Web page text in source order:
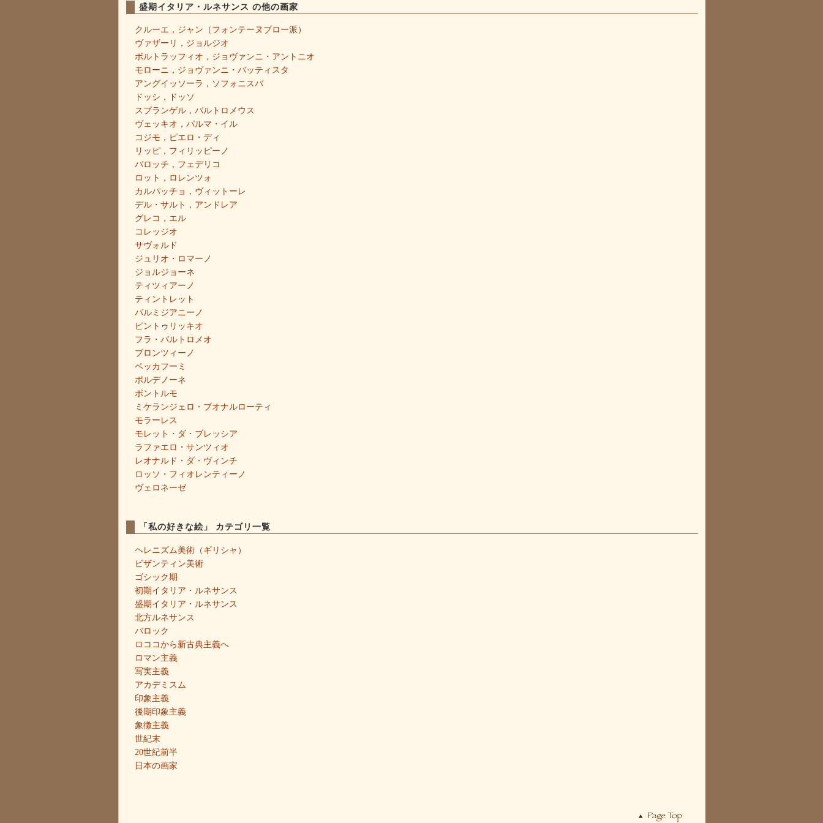
盛期イタリア・ルネサンス の他の画家
クルーエ，ジャン（フォンテーヌブロー派）
ヴァザーリ，ジョルジオ
ボルトラッフィオ，ジョヴァンニ・アントニオ
モローニ，ジョヴァンニ・バッティスタ
アングイッソーラ，ソフォニスバ
ドッシ，ドッソ
スプランゲル，バルトロメウス
ヴェッキオ，パルマ・イル
コジモ，ピエロ・ディ
リッピ，フィリッピーノ
バロッチ，フェデリコ
ロット，ロレンツォ
カルパッチョ，ヴィットーレ
デル・サルト，アンドレア
グレコ，エル
コレッジオ
サヴォルド
ジュリオ・ロマーノ
ジョルジョーネ
ティツィアーノ
ティントレット
パルミジアニーノ
ピントゥリッキオ
フラ・バルトロメオ
ブロンツィーノ
ベッカフーミ
ポルデノーネ
ポントルモ
ミケランジェロ・ブオナルローティ
モラーレス
モレット・ダ・ブレッシア
ラファエロ・サンツィオ
レオナルド・ダ・ヴィンチ
ロッソ・フィオレンティーノ
ヴェロネーゼ
「私の好きな絵」 カテゴリ一覧
ヘレニズム美術（ギリシャ）
ビザンティン美術
ゴシック期
初期イタリア・ルネサンス
盛期イタリア・ルネサンス
北方ルネサンス
バロック
ロココから新古典主義へ
ロマン主義
写実主義
アカデミスム
印象主義
後期印象主義
象徴主義
世紀末
20世紀前半
日本の画家